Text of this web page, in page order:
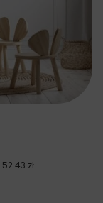
52.43 zł.